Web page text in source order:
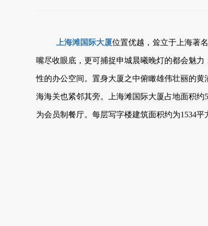
上海滩国际大厦位置优越，耸立于上海
嘴尽收眼底，更可捕捉申城晨曦晚灯的都会魅力
性的办公空间。置身大厦之中俯瞰雄伟壮丽的黄
海海关也紧邻其旁。上海滩国际大厦占地面积约
为会员制餐厅。每层写字楼建筑面积约为1534平方